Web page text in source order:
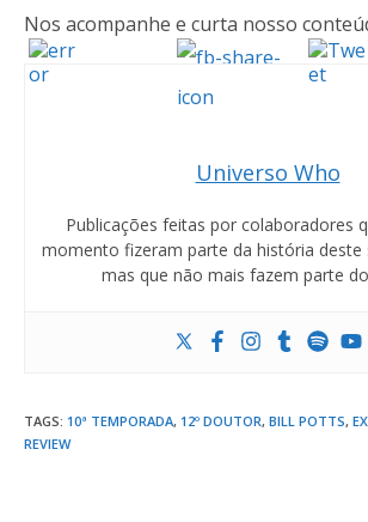
Nos acompanhe e curta nosso
Universo Who
Publicações feitas por colaboradores
momento fizeram parte da história deste
mas que não mais fazem parte
TAGS: 10ª TEMPORADA, 12º DOUTOR, BILL POTTS,
REVIEW